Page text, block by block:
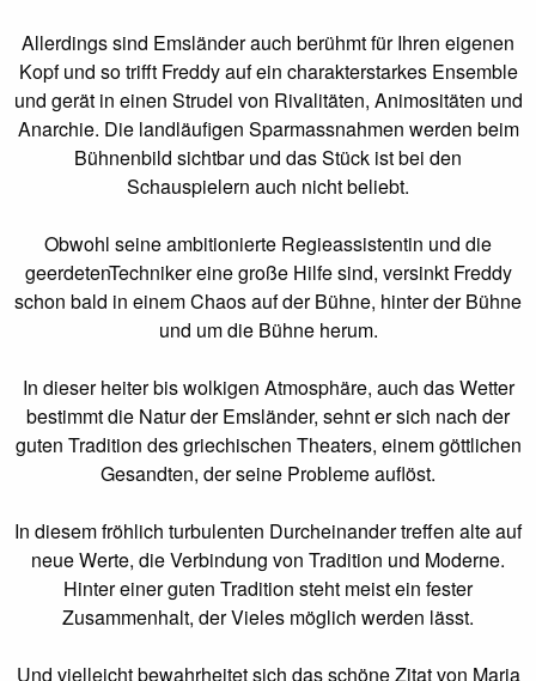
Allerdings sind Emsländer auch berühmt für Ihren eigenen
Kopf und so triﬀt Freddy auf ein charakterstarkes Ensemble
und gerät in einen Strudel von Rivalitäten, Animositäten und
Anarchie. Die landläuﬁgen Sparmassnahmen werden beim
Bühnenbild sichtbar und das Stück ist bei den
Schauspielern auch nicht beliebt.
Obwohl seine ambitionierte Regieassistentin und die
geerdetenTechniker eine große Hilfe sind, versinkt Freddy
schon bald in einem Chaos auf der Bühne, hinter der Bühne
und um die Bühne herum.
In dieser heiter bis wolkigen Atmosphäre, auch das Wetter
bestimmt die Natur der Emsländer, sehnt er sich nach der
guten Tradition des griechischen Theaters, einem göttlichen
Gesandten, der seine Probleme auﬂöst.
In diesem fröhlich turbulenten Durcheinander treﬀen alte auf
neue Werte, die Verbindung von Tradition und Moderne.
Hinter einer guten Tradition steht meist ein fester
Zusammenhalt, der Vieles möglich werden lässt.
Und vielleicht bewahrheitet sich das schöne Zitat von Maria